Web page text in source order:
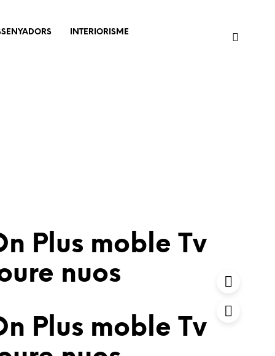
INTERIORISME
Plus moble Tv
nuos
Plus moble Tv